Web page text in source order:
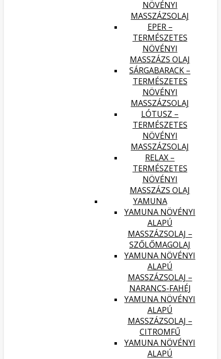
NÖVÉNYI
MASSZÁZSOLAJ
EPER –
TERMÉSZETES
NÖVÉNYI
MASSZÁZS OLAJ
SÁRGABARACK –
TERMÉSZETES
NÖVÉNYI
MASSZÁZSOLAJ
LÓTUSZ –
TERMÉSZETES
NÖVÉNYI
MASSZÁZSOLAJ
RELAX –
TERMÉSZETES
NÖVÉNYI
MASSZÁZS OLAJ
YAMUNA
YAMUNA NÖVÉNYI
ALAPÚ
MASSZÁZSOLAJ –
SZŐLŐMAGOLAJ
YAMUNA NÖVÉNYI
ALAPÚ
MASSZÁZSOLAJ –
NARANCS-FAHÉJ
YAMUNA NÖVÉNYI
ALAPÚ
MASSZÁZSOLAJ –
CITROMFŰ
YAMUNA NÖVÉNYI
ALAPÚ